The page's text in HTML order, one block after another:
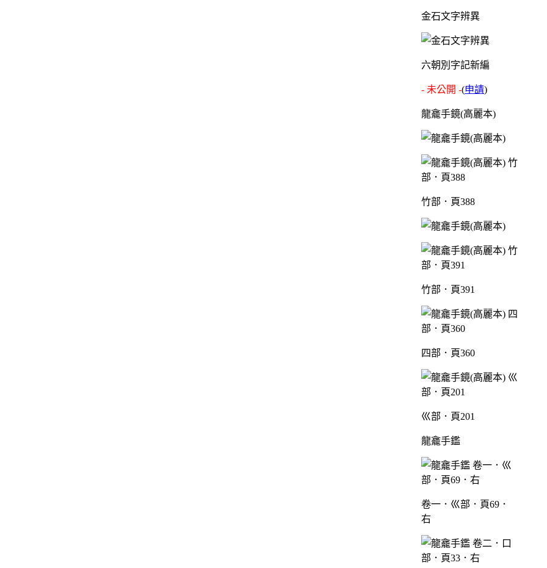
金石文字辨異
六朝別字記新編
- 未公開 -(申請)
龍龕手鏡(高麗本)
竹部．頁388
竹部．頁391
四部．頁360
巛部．頁201
龍龕手鑑
卷一．巛部．頁69．
右